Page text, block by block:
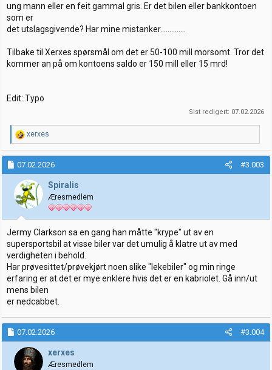
ung mann eller en feit gammal gris. Er det bilen eller bankkontoen
som er
det utslagsgivende? Har mine mistanker..............
Tilbake til Xerxes spørsmål om det er 50-100 mill morsomt. Tror det
kommer an på om kontoens saldo er 150 mill eller 15 mrd!
Edit: Typo
Sist redigert: 07.02.2026
R
e
a
k
s
j
o
n
e
r
:
xerxes
07.02.2026 #3.003
Spiralis
Æresmedlem
Jermy Clarkson sa en gang han måtte "krype" ut av en
supersportsbil at visse biler var det umulig å klatre ut av med
verdigheten i behold.
Har prøvesittet/prøvekjørt noen slike "lekebiler" og min ringe
erfaring er at det er mye enklere hvis det er en kabriolet. Gå inn/ut
mens bilen
er nedcabbet.
07.02.2026 #3.004
xerxes
Æresmedlem